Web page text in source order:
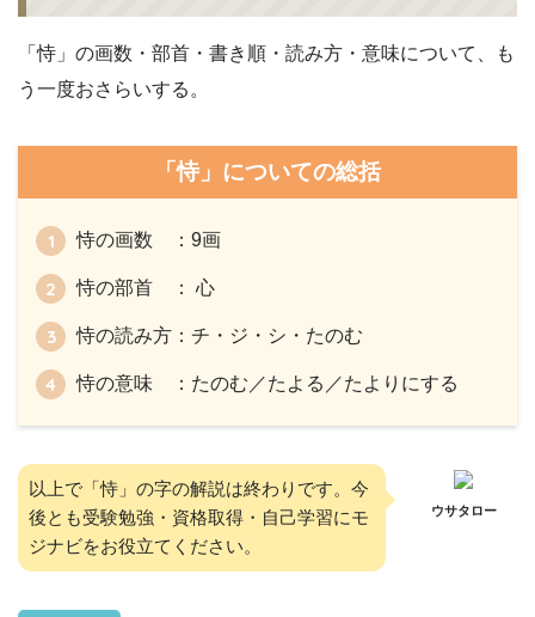
「恃」の画数・部首・書き順・読み方・意味について、も
う一度おさらいする。
「恃」についての総括
恃の画数 ：9画
恃の部首 ： 心
恃の読み方：チ・ジ・シ・たのむ
恃の意味 ：たのむ／たよる／たよりにする
以上で「恃」の字の解説は終わりです。今
後とも受験勉強・資格取得・自己学習にモ
ジナビをお役立てください。
ウサタロー